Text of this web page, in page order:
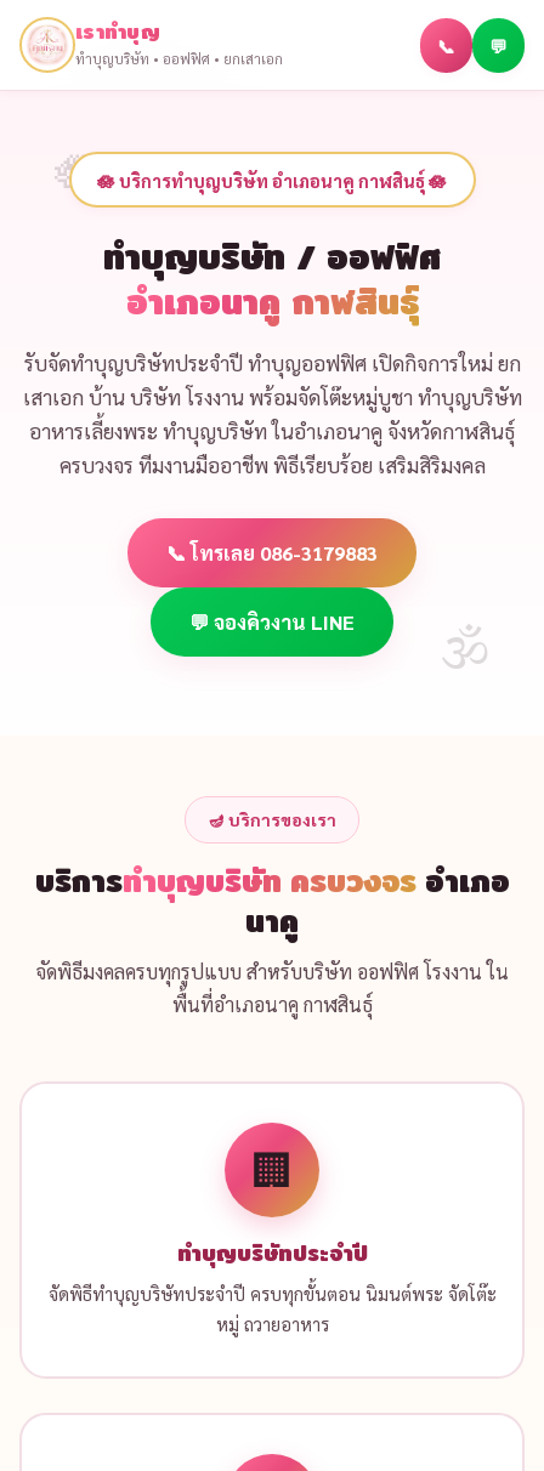
เราทำบุญ
ทำบุญบริษัท • ออฟฟิศ • ยกเสาเอก
📞 💬
🪷 บริการทำบุญบริษัท อำเภอนาคู กาฬสินธุ์ 🪷
ทำบุญบริษัท / ออฟฟิศ
อำเภอนาคู กาฬสินธุ์
รับจัดทำบุญบริษัทประจำปี ทำบุญออฟฟิศ เปิดกิจการใหม่ ยก
เสาเอก บ้าน บริษัท โรงงาน พร้อมจัดโต๊ะหมู่บูชา ทำบุญบริษัท
อาหารเลี้ยงพระ ทำบุญบริษัทในอำเภอนาคู จังหวัดกาฬสินธุ์
ครบวงจร ทีมงานมืออาชีพ พิธีเรียบร้อย เสริมสิริมงคล
📞 โทรเลย 086-3179883
💬 จองคิวงาน LINE
🪔 บริการของเรา
บริการทำบุญบริษัท ครบวงจรอำเภอ
นาคู
จัดพิธีมงคลครบทุกรูปแบบ สำหรับบริษัท ออฟฟิศ โรงงาน ใน
พื้นที่อำเภอนาคู กาฬสินธุ์
🏢
ทำบุญบริษัทประจำปี
จัดพิธีทำบุญบริษัทประจำปี ครบทุกขั้นตอน นิมนต์พระ จัดโต๊ะ
หมู่ ถวายอาหาร